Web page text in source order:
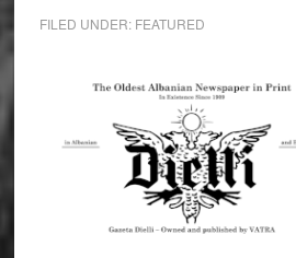
FILED UNDER: FEATURED